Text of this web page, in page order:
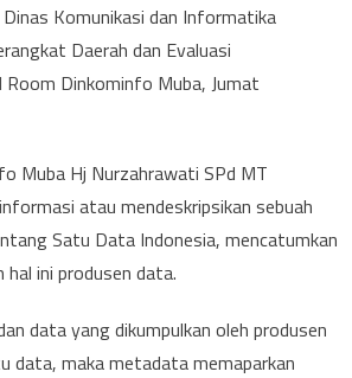
Komunikasi dan Informatika
Daerah dan Evaluasi
Dinkominfo Muba, Jumat
Muba Hj Nurzahrawati SPd MT
atau mendeskripsikan sebuah
Satu Data Indonesia, mencatumkan
ini produsen data.
data yang dikumpulkan oleh produsen
data, maka metadata memaparkan